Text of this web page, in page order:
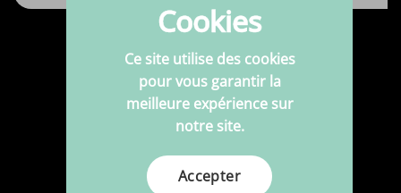
Produits
Tissus
Tissus imprimés
Mercerie
Cookies
Ce site utilise des cookies
pour vous garantir la
meilleure expérience sur
notre site.
Accepter